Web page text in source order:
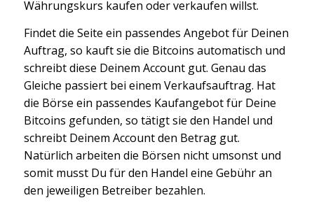
Währungskurs kaufen oder verkaufen willst.
Findet die Seite ein passendes Angebot für Deinen
Auftrag, so kauft sie die Bitcoins automatisch und
schreibt diese Deinem Account gut. Genau das
Gleiche passiert bei einem Verkaufsauftrag. Hat
die Börse ein passendes Kaufangebot für Deine
Bitcoins gefunden, so tätigt sie den Handel und
schreibt Deinem Account den Betrag gut.
Natürlich arbeiten die Börsen nicht umsonst und
somit musst Du für den Handel eine Gebühr an
den jeweiligen Betreiber bezahlen.